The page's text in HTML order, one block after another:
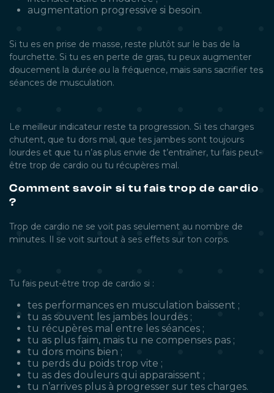
augmentation progressive si besoin.
Si tu es en prise de masse, reste plutôt sur le bas de la
fourchette. Si tu es en perte de gras, tu peux augmenter
doucement la durée ou la fréquence, mais sans sacrifier tes
séances de musculation.
Le meilleur indicateur reste ta progression. Si tes charges
chutent, que tu dors mal, que tes jambes sont toujours
lourdes et que tu n’as plus envie de t’entraîner, tu fais peut-
être trop de cardio ou tu récupères mal.
Comment savoir si tu fais trop de cardio
?
Trop de cardio ne se voit pas seulement au nombre de
minutes. Il se voit surtout à ses effets sur ton corps.
Tu fais peut-être trop de cardio si :
tes performances en musculation baissent ;
tu as souvent les jambes lourdes ;
tu récupères mal entre les séances ;
tu as plus faim, mais tu ne compenses pas ;
tu dors moins bien ;
tu perds du poids trop vite ;
tu as des douleurs qui apparaissent ;
tu n’arrives plus à progresser sur tes charges.